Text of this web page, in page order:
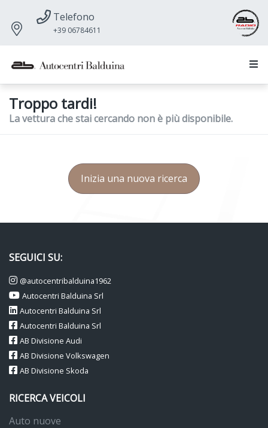
Telefono
+39 06784611
Troppo tardi!
La vettura che stai cercando non è più disponibile.
Inizia una nuova ricerca
SEGUICI SU:
@autocentribalduina1962
Autocentri Balduina Srl
Autocentri Balduina Srl
Autocentri Balduina Srl
AB Divisione Audi
AB Divisione Volkswagen
AB Divisione Skoda
RICERCA VEICOLI
Auto nuove